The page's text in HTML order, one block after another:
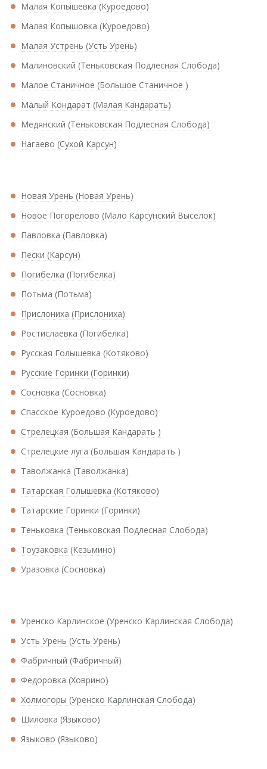
Малая Копышевка (Куроедово)
Малая Копышовка (Куроедово)
Малая Устрень (Усть Урень)
Малиновский (Теньковская Подлесная Слобода)
Малое Станичное (Большое Станичное )
Малый Кондарат (Малая Кандарать)
Медянский (Теньковская Подлесная Слобода)
Нагаево (Сухой Карсун)
Новая Урень (Новая Урень)
Новое Погорелово (Мало Карсунский Выселок)
Павловка (Павловка)
Пески (Карсун)
Погибелка (Погибелка)
Потьма (Потьма)
Прислониха (Прислониха)
Ростислаевка (Погибелка)
Русская Голышевка (Котяково)
Русские Горинки (Горинки)
Сосновка (Сосновка)
Спасское Куроедово (Куроедово)
Стрелецкая (Большая Кандарать )
Стрелецкие луга (Большая Кандарать )
Таволжанка (Таволжанка)
Татарская Голышевка (Котяково)
Татарские Горинки (Горинки)
Теньковка (Теньковская Подлесная Слобода)
Тоузаковка (Кезьмино)
Уразовка (Сосновка)
Уренско Карлинское (Уренско Карлинская Слобода)
Усть Урень (Усть Урень)
Фабричный (Фабричный)
Федоровка (Xоврино)
Холмогоры (Уренско Карлинская Слобода)
Шиловка (Языково)
Языково (Языково)